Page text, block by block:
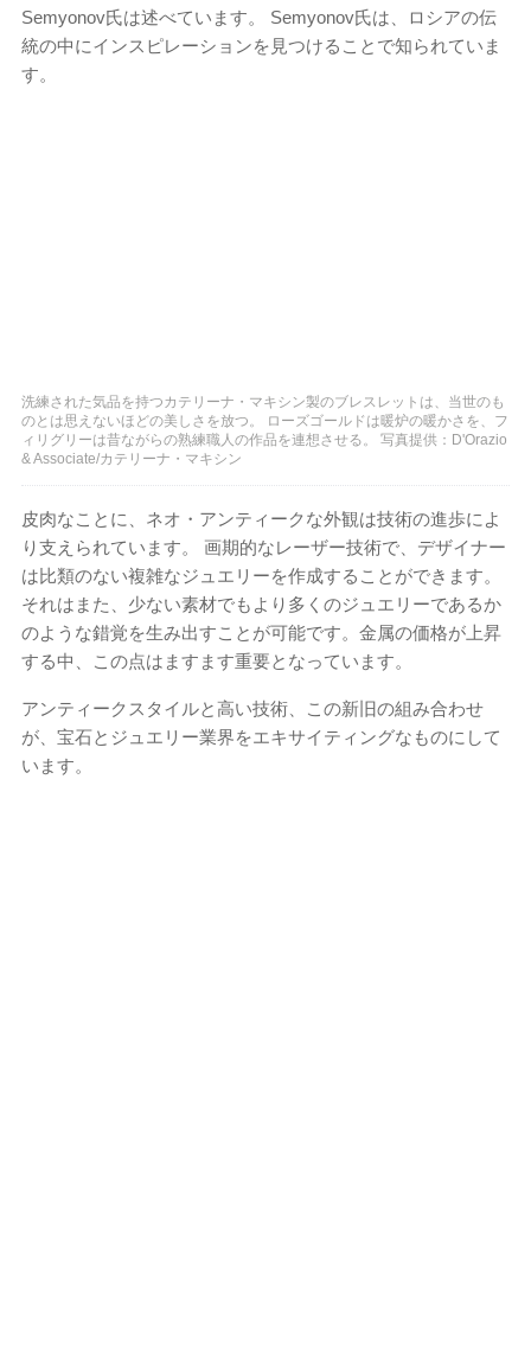
Semyonov氏は述べています。 Semyonov氏は、ロシアの伝
統の中にインスピレーションを見つけることで知られていま
す。
洗練された気品を持つカテリーナ・マキシン製のブレスレットは、当世のも
のとは思えないほどの美しさを放つ。 ローズゴールドは暖炉の暖かさを、フ
ィリグリーは昔ながらの熟練職人の作品を連想させる。 写真提供：D'Orazio
& Associate/カテリーナ・マキシン
皮肉なことに、ネオ・アンティークな外観は技術の進歩によ
り支えられています。 画期的なレーザー技術で、デザイナー
は比類のない複雑なジュエリーを作成することができます。
それはまた、少ない素材でもより多くのジュエリーであるか
のような錯覚を生み出すことが可能です。金属の価格が上昇
する中、この点はますます重要となっています。
アンティークスタイルと高い技術、この新旧の組み合わせ
が、宝石とジュエリー業界をエキサイティングなものにして
います。